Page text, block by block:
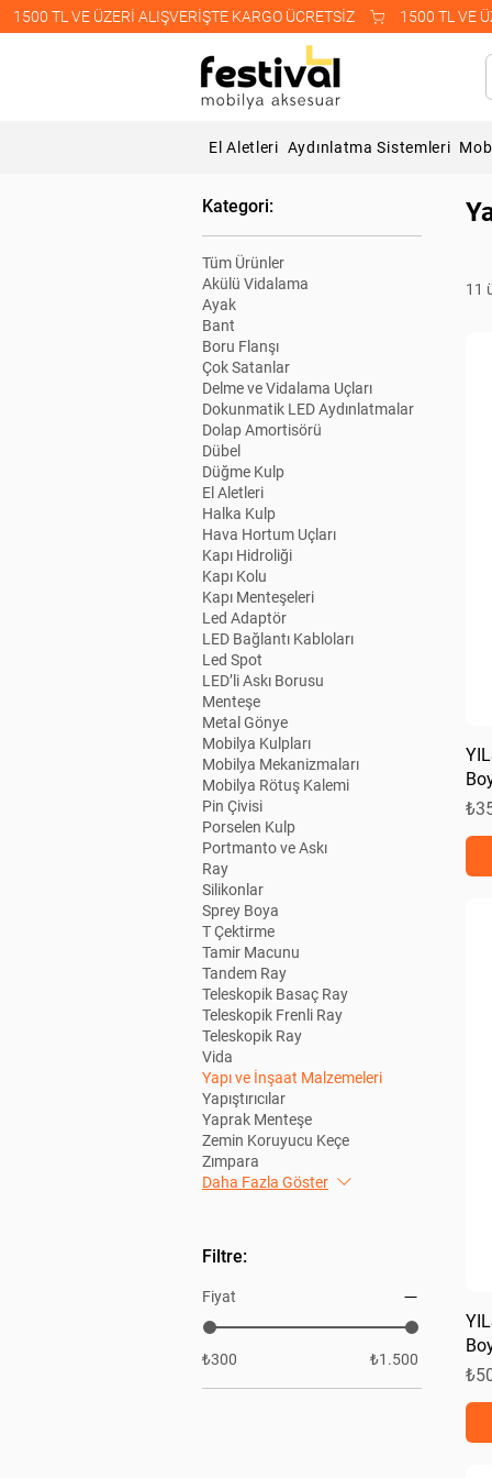
    1500 TL VE ÜZERİ ALIŞVERİŞTE KARGO ÜCRETSİZ
El Aletleri Aydınlatma Sistemleri
Kategori:
Tüm Ürünler
Akülü Vidalama
Ayak
Bant
Boru Flanşı
Çok Satanlar
Delme ve Vidalama Uçları
Dokunmatik LED Aydınlatmalar
Dolap Amortisörü
Dübel
Düğme Kulp
El Aletleri
Halka Kulp
Hava Hortum Uçları
Kapı Hidroliği
Kapı Kolu
Kapı Menteşeleri
Led Adaptör
LED Bağlantı Kabloları
Led Spot
LED’li Askı Borusu
Menteşe
Metal Gönye
Mobilya Kulpları
Mobilya Mekanizmaları
Mobilya Rötuş Kalemi
Pin Çivisi
Porselen Kulp
Portmanto ve Askı
Ray
Silikonlar
Sprey Boya
T Çektirme
Tamir Macunu
Tandem Ray
Teleskopik Basaç Ray
Teleskopik Frenli Ray
Teleskopik Ray
Vida
Yapı ve İnşaat Malzemeleri
Yapıştırıcılar
Yaprak Menteşe
Zemin Koruyucu Keçe
Zımpara
Daha Fazla Göster
Filtre:
Fiyat
₺300 ₺1.500
11